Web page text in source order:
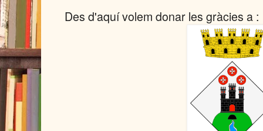
Des d'aquí volem donar les gràcies a :